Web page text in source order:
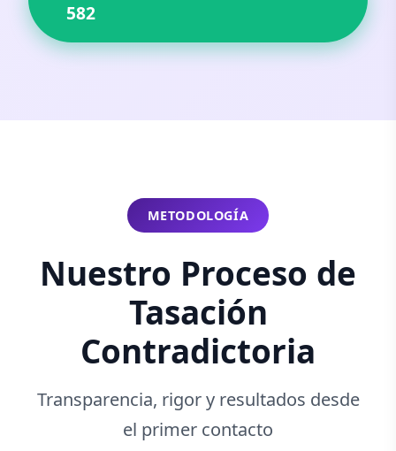
582
METODOLOGÍA
Nuestro Proceso de
Tasación
Contradictoria
Transparencia, rigor y resultados desde
el primer contacto